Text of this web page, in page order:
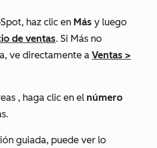
haz clic en Más y luego
de ventas. Si Más no
ve directamente a Ventas >
, haga clic en el número
guiada, puede ver lo